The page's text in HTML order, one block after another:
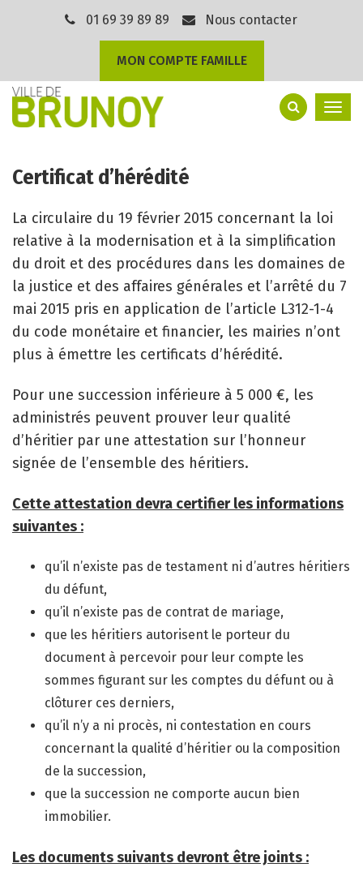
01 69 39 89 89 Nous contacter
MON COMPTE FAMILLE
Certificat d’hérédité
La circulaire du 19 février 2015 concernant la loi
relative à la modernisation et à la simplification
du droit et des procédures dans les domaines de
la justice et des affaires générales et l’arrêté du 7
mai 2015 pris en application de l’article L312-1-4
du code monétaire et financier, les mairies n’ont
plus à émettre les certificats d’hérédité.
Pour une succession inférieure à 5 000 €, les
administrés peuvent prouver leur qualité
d’héritier par une attestation sur l’honneur
signée de l’ensemble des héritiers.
Cette attestation devra certifier les informations
suivantes :
qu’il n’existe pas de testament ni d’autres héritiers
du défunt,
qu’il n’existe pas de contrat de mariage,
que les héritiers autorisent le porteur du
document à percevoir pour leur compte les
sommes figurant sur les comptes du défunt ou à
clôturer ces derniers,
qu’il n’y a ni procès, ni contestation en cours
concernant la qualité d’héritier ou la composition
de la succession,
que la succession ne comporte aucun bien
immobilier.
Les documents suivants devront être joints :